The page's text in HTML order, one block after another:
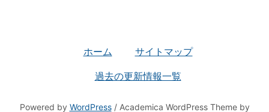
ホーム サイトマップ
過去の更新情報一覧
Powered by WordPress/ Academica WordPress Theme by